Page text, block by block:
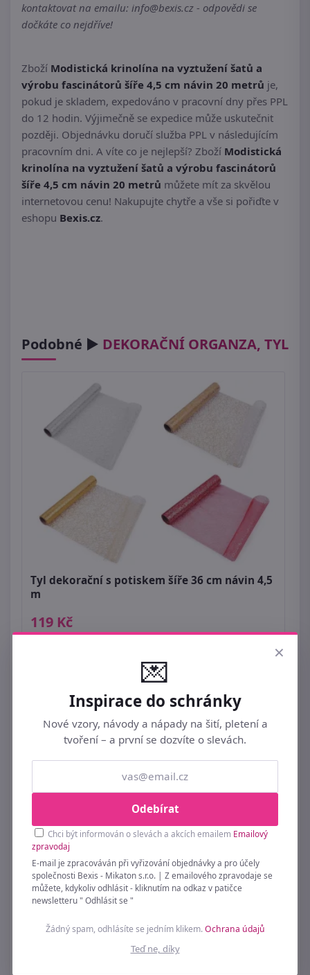
kontaktovat na emailu: info@bexis.cz - odpovědi se
dočkáte co nejdříve!
Zboží Modistická krinolína na vyztužení šatů a
výrobu fascinátorů šíře 4,5 cm návin 20 metrů je,
pokud je skladem, expedováno v pracovní dny přes PPL
do 12 hodin. Výjimečně se expedice může uskutečnit
později. Objednávku doručí služba PPL v následujícím
pracovním dni. A víte co je nejlepší? Zboží Modistická
krinolína na vyztužení šatů a výrobu fascinátorů
šíře 4,5 cm návin 20 metrů můžete mít za skvělou
internetovou cenu! Nakupujte chytře a vše si pořiďte v
eshopu Bexis.cz.
Podobné ► DEKORAČNÍ ORGANZA, TYL
Tyl dekorační s potiskem šíře 36 cm návin 4,5
m
119 Kč
Organza tuhá dekorační METRÁŽ
59 Kč
×
💌
Inspirace do schránky
Nové vzory, návody a nápady na šití, pletení a
tvoření – a první se dozvíte o slevách.
Odebírat
Chci být informován o slevách a akcích emailem Emailový
zpravodaj
E-mail je zpracováván při vyřizování objednávky a pro účely
společnosti Bexis - Mikaton s.r.o. | Z emailového zpravodaje se
můžete, kdykoliv odhlásit - kliknutím na odkaz v patičce
newsletteru " Odhlásit se "
Žádný spam, odhlásíte se jedním klikem.Ochrana údajů
Teď ne, díky